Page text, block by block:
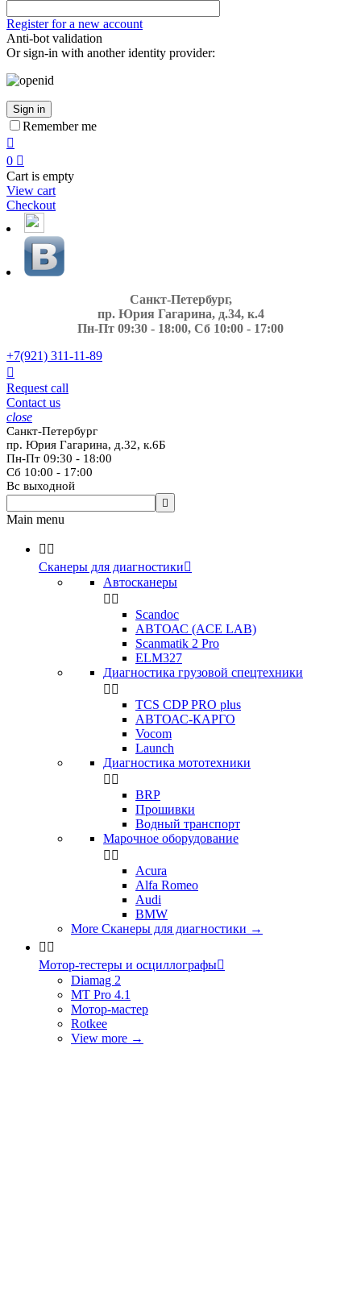
Register for a new account
Anti-bot validation
Or sign-in with another identity provider:
Sign in
Remember me

0 
Cart is empty
View cart
Checkout
Санкт-Петербург,
пр. Юрия Гагарина, д.34, к.4
Пн-Пт 09:30 - 18:00, Сб 10:00 - 17:00
+7(921) 311-11-89

Request call
Contact us
close
Санкт-Петербург
пр. Юрия Гагарина, д.32, к.6Б
Пн-Пт 09:30 - 18:00
Сб 10:00 - 17:00
Вс выходной

Main menu
 
Сканеры для диагностики
Автосканеры
 
Scandoc
АВТОАС (ACE LAB)
Scanmatik 2 Pro
ELM327
Диагностика грузовой спецтехники
 
TCS CDP PRO plus
АВТОАС-КАРГО
Vocom
Launch
Диагностика мототехники
 
BRP
Прошивки
Водный транспорт
Марочное оборудование
 
Acura
Alfa Romeo
Audi
BMW
More Сканеры для диагностики →
 
Мотор-тестеры и осциллографы
Diamag 2
MT Pro 4.1
Мотор-мастер
Rotkee
View more →